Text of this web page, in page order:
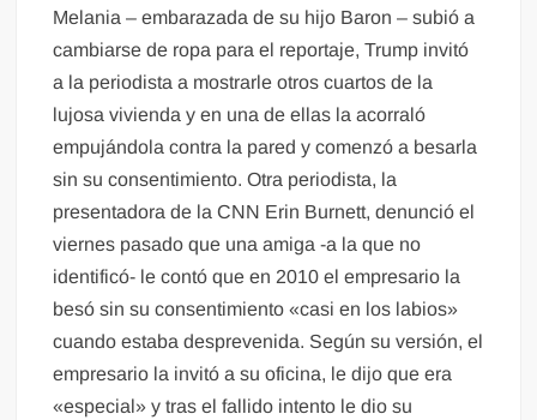
Melania – embarazada de su hijo Baron – subió a
cambiarse de ropa para el reportaje, Trump invitó
a la periodista a mostrarle otros cuartos de la
lujosa vivienda y en una de ellas la acorraló
empujándola contra la pared y comenzó a besarla
sin su consentimiento. Otra periodista, la
presentadora de la CNN Erin Burnett, denunció el
viernes pasado que una amiga -a la que no
identificó- le contó que en 2010 el empresario la
besó sin su consentimiento «casi en los labios»
cuando estaba desprevenida. Según su versión, el
empresario la invitó a su oficina, le dijo que era
«especial» y tras el fallido intento le dio su